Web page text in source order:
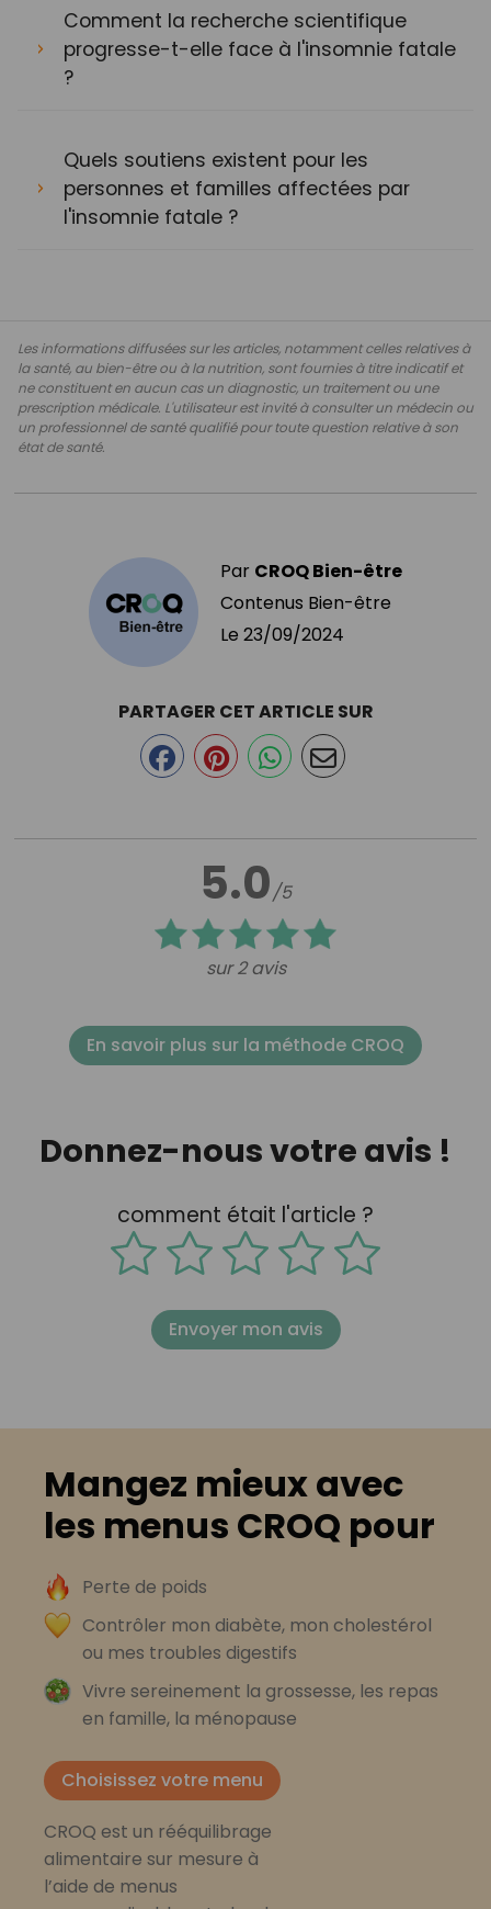
Comment la recherche scientifique
progresse-t-elle face à l'insomnie fatale
?
Quels soutiens existent pour les
personnes et familles affectées par
l'insomnie fatale ?
Les informations diffusées sur les articles, notamment celles relatives à
la santé, au bien-être ou à la nutrition, sont fournies à titre indicatif et
ne constituent en aucun cas un diagnostic, un traitement ou une
prescription médicale. L'utilisateur est invité à consulter un médecin ou
un professionnel de santé qualifié pour toute question relative à son
état de santé.
Par CROQ Bien-être
Contenus Bien-être
Le 23/09/2024
5.0/5
sur 2 avis
PARTAGER CET ARTICLE SUR
En savoir plus sur la méthode CROQ
Donnez-nous votre avis !
comment était l'article ?
Envoyer mon avis
Mangez mieux avec
les menus CROQ pour
Perte de poids
Contrôler mon diabète, mon cholestérol
ou mes troubles digestifs
Vivre sereinement la grossesse, les repas
en famille, la ménopause
Choisissez votre menu
CROQ est un rééquilibrage
alimentaire sur mesure à
l’aide de menus